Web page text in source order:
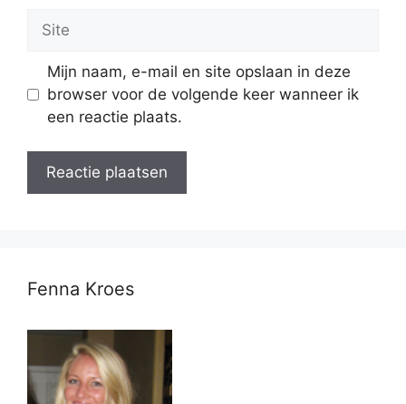
Mijn naam, e-mail en site opslaan in deze
browser voor de volgende keer wanneer ik
een reactie plaats.
Fenna Kroes